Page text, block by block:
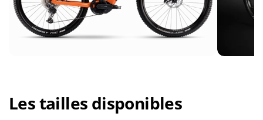
Les tailles disponibles